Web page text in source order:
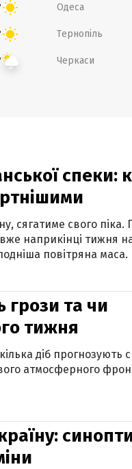
Одеса
Тернопіль
Черкаси
спеки:
сягатиме свого піка.
наприкінці тижня
повітряна маса.
грози та чи
тижня
діб прогнозують
атмосферного